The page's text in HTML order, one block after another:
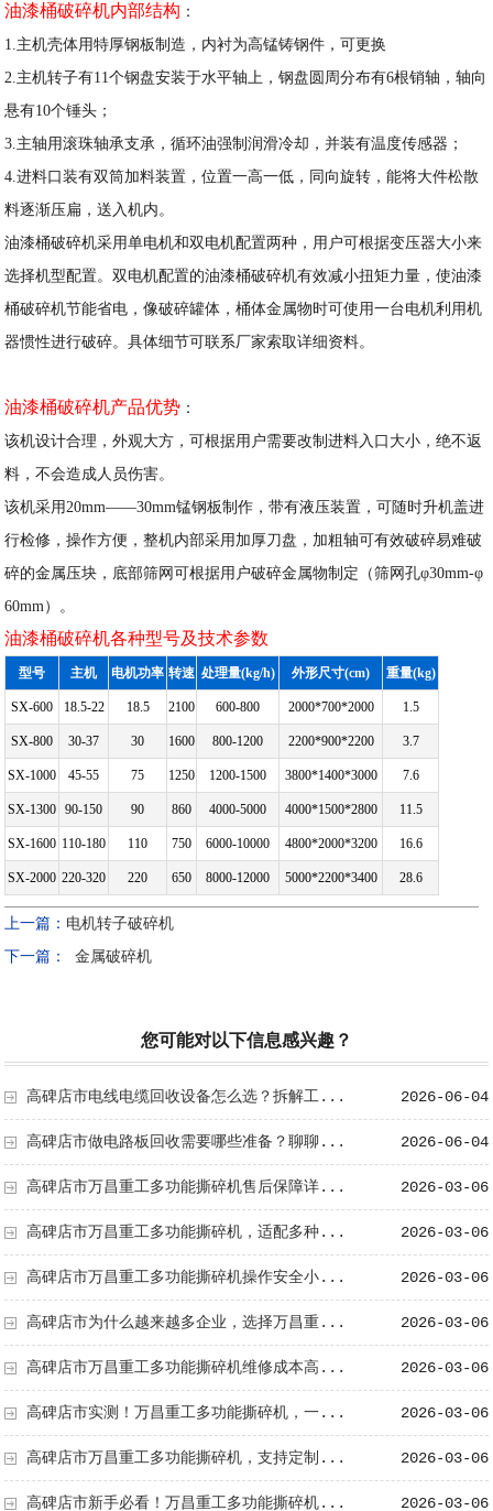
油漆桶破碎机内部结构 ：
1.主机壳体用特厚钢板制造，内衬为高锰铸钢件，可更换
2.主机转子有11个钢盘安装于水平轴上，钢盘圆周分布有6根销轴，轴向
悬有10个锤头；
3.主轴用滚珠轴承支承，循环油强制润滑冷却，并装有温度传感器；
4.进料口装有双筒加料装置，位置一高一低，同向旋转，能将大件松散
料逐渐压扁，送入机内。
油漆桶破碎机采用单电机和双电机配置两种，用户可根据变压器大小来
选择机型配置。双电机配置的油漆桶破碎机有效减小扭矩力量，使油漆
桶破碎机节能省电，像破碎罐体，桶体金属物时可使用一台电机利用机
器惯性进行破碎。具体细节可联系厂家索取详细资料。
油漆桶破碎机产品优势 ：
该机设计合理，外观大方，可根据用户需要改制进料入口大小，绝不返
料，不会造成人员伤害。
该机采用20mm——30mm锰钢板制作，带有液压装置，可随时升机盖进
行检修，操作方便，整机内部采用加厚刀盘，加粗轴可有效破碎易难破
碎的金属压块，底部筛网可根据用户破碎金属物制定（筛网孔φ30mm-φ
60mm）。
油漆桶破碎机各种型号及技术参数
型号 主机 电机功率 转速 处理量(kg/h) 外形尺寸(cm) 重量(kg)
SX-600 18.5-22 18.5 2100 600-800 2000*700*2000 1.5
SX-800 30-37 30 1600 800-1200 2200*900*2200 3.7
SX-1000 45-55 75 1250 1200-1500 3800*1400*3000 7.6
SX-1300 90-150 90 860 4000-5000 4000*1500*2800 11.5
SX-1600 110-180 110 750 6000-10000 4800*2000*3200 16.6
SX-2000 220-320 220 650 8000-12000 5000*2200*3400 28.6
上一篇： 电机转子破碎机
下一篇：
金属破碎机
您可能对以下信息感兴趣？
2026-06-04
高碑店市电线电缆回收设备怎么选？拆解工...
2026-06-04
高碑店市做电路板回收需要哪些准备？聊聊...
2026-03-06
高碑店市万昌重工多功能撕碎机售后保障详...
2026-03-06
高碑店市万昌重工多功能撕碎机，适配多种...
2026-03-06
高碑店市万昌重工多功能撕碎机操作安全小...
2026-03-06
高碑店市为什么越来越多企业，选择万昌重...
2026-03-06
高碑店市万昌重工多功能撕碎机维修成本高...
2026-03-06
高碑店市实测！万昌重工多功能撕碎机，一...
2026-03-06
高碑店市万昌重工多功能撕碎机，支持定制...
2026-03-06
高碑店市新手必看！万昌重工多功能撕碎机...